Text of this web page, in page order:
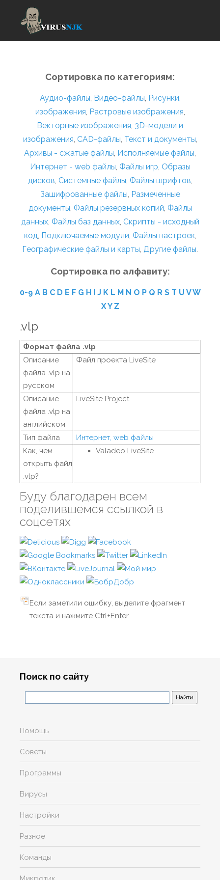
Сортировка по категориям:
Аудио-файлы, Видео-файлы, Рисунки,
изображения, Растровые изображения,
Векторные изображения, 3D-модели и
изображения, CAD-файлы, Текст и документы,
Архивы - сжатые файлы, Исполняемые файлы,
Интернет - web файлы, Файлы игр, Образы
дисков, Системные файлы, Файлы шрифтов,
Зашифрованные файлы, Размеченные
документы, Файлы резервных копий, Файлы
данных, Файлы баз данных, Скрипты - исходный
код, Подключаемые модули, Файлы настроек,
Географические файлы и карты, Другие файлы.
Сортировка по алфавиту:
0-9 A B C D E F G H I J K L M N O P Q R S T U VW
XY Z
.vlp
Формат файла .vlp
Описание
файла .vlp на
русском
Файл проекта LiveSite
Описание
файла .vlp на
английском
LiveSite Project
Тип файла
Интернет, web файлы
Как, чем
открыть файл
.vlp?
Valadeo LiveSite
Буду благодарен всем
поделившемся ссылкой в
соцсетях
Если заметили ошибку, выделите фрагмент
текста и нажмите Ctrl+Enter
Поиск по сайту
Помощь
Советы
Программы
Вирусы
Настройки
Разное
Команды